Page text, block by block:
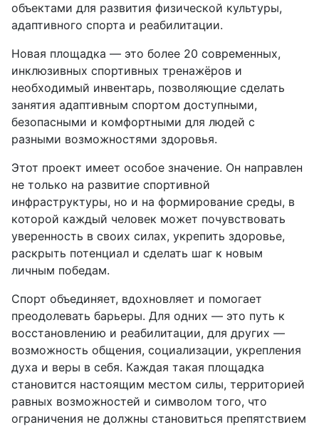
объектами для развития физической культуры,
адаптивного спорта и реабилитации.
Новая площадка — это более 20 современных,
инклюзивных спортивных тренажёров и
необходимый инвентарь, позволяющие сделать
занятия адаптивным спортом доступными,
безопасными и комфортными для людей с
разными возможностями здоровья.
Этот проект имеет особое значение. Он направлен
не только на развитие спортивной
инфраструктуры, но и на формирование среды, в
которой каждый человек может почувствовать
уверенность в своих силах, укрепить здоровье,
раскрыть потенциал и сделать шаг к новым
личным победам.
Спорт объединяет, вдохновляет и помогает
преодолевать барьеры. Для одних — это путь к
восстановлению и реабилитации, для других —
возможность общения, социализации, укрепления
духа и веры в себя. Каждая такая площадка
становится настоящим местом силы, территорией
равных возможностей и символом того, что
ограничения не должны становиться препятствием